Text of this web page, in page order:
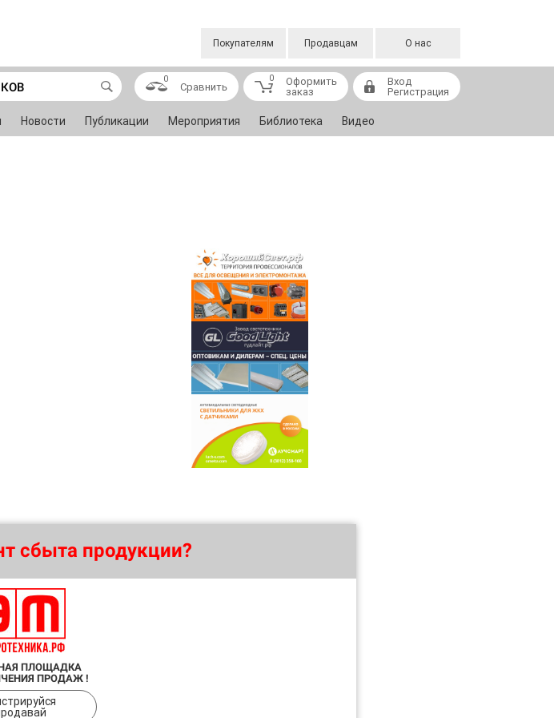
Покупателям Продавцам О нас
0
Сравнить
0
Оформить
заказ
Вход
Регистрация
Новости Публикации Мероприятия Библиотека Видео
сбыта продукции?
ПЛОЩАДКА
ПРОДАЖ !